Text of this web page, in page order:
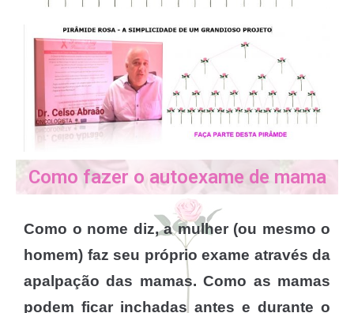
Como fazer o autoexame de mama
Como o nome diz, a mulher (ou mesmo o
homem) faz seu próprio exame através da
apalpação das mamas. Como as mamas
podem ficar inchadas antes e durante o